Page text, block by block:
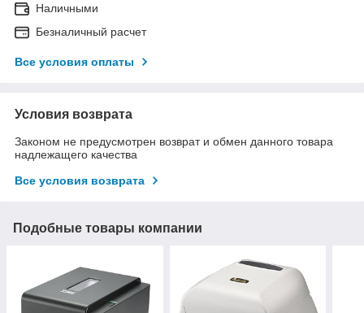
Наличными
Безналичный расчет
Все условия оплаты
Условия возврата
Законом не предусмотрен возврат и обмен данного товара
надлежащего качества
Все условия возврата
Подобные товары компании